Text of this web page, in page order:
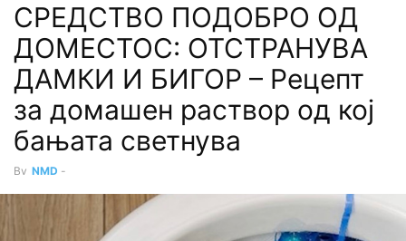
СРЕДСТВО ПОДОБРО ОД
ДОМЕСТОС: ОТСТРАНУВА
ДАМКИ И БИГОР – Рецепт
за домашен раствор од кој
бањата светнува
By NMD -